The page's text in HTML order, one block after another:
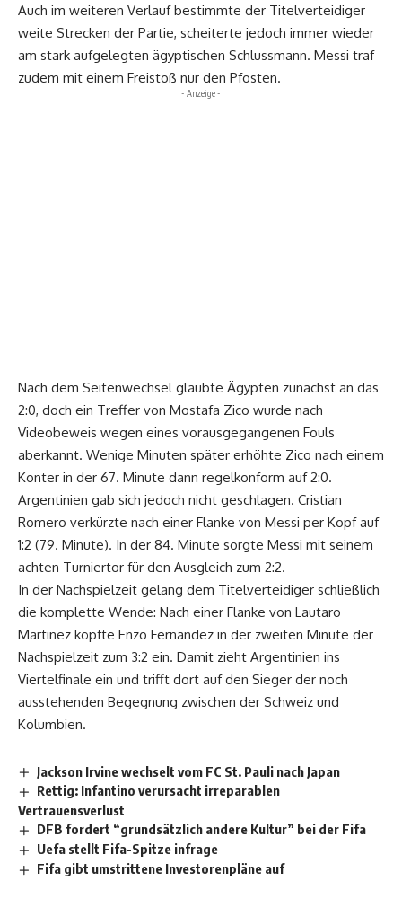
Auch im weiteren Verlauf bestimmte der Titelverteidiger
weite Strecken der Partie, scheiterte jedoch immer wieder
am stark aufgelegten ägyptischen Schlussmann. Messi traf
zudem mit einem Freistoß nur den Pfosten.
- Anzeige -
Nach dem Seitenwechsel glaubte Ägypten zunächst an das
2:0, doch ein Treffer von Mostafa Zico wurde nach
Videobeweis wegen eines vorausgegangenen Fouls
aberkannt. Wenige Minuten später erhöhte Zico nach einem
Konter in der 67. Minute dann regelkonform auf 2:0.
Argentinien gab sich jedoch nicht geschlagen. Cristian
Romero verkürzte nach einer Flanke von Messi per Kopf auf
1:2 (79. Minute). In der 84. Minute sorgte Messi mit seinem
achten Turniertor für den Ausgleich zum 2:2.
In der Nachspielzeit gelang dem Titelverteidiger schließlich
die komplette Wende: Nach einer Flanke von Lautaro
Martinez köpfte Enzo Fernandez in der zweiten Minute der
Nachspielzeit zum 3:2 ein. Damit zieht Argentinien ins
Viertelfinale ein und trifft dort auf den Sieger der noch
ausstehenden Begegnung zwischen der Schweiz und
Kolumbien.
Jackson Irvine wechselt vom FC St. Pauli nach Japan
Rettig: Infantino verursacht irreparablen
Vertrauensverlust
DFB fordert “grundsätzlich andere Kultur” bei der Fifa
Uefa stellt Fifa-Spitze infrage
Fifa gibt umstrittene Investorenpläne auf